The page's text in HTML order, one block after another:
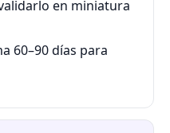
en miniatura
60–90 días para